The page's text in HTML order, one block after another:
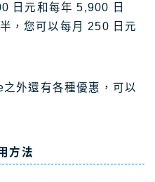
日元和每年 5,900 日
，您可以每月 250 日元
外還有各種優惠，可以
方法